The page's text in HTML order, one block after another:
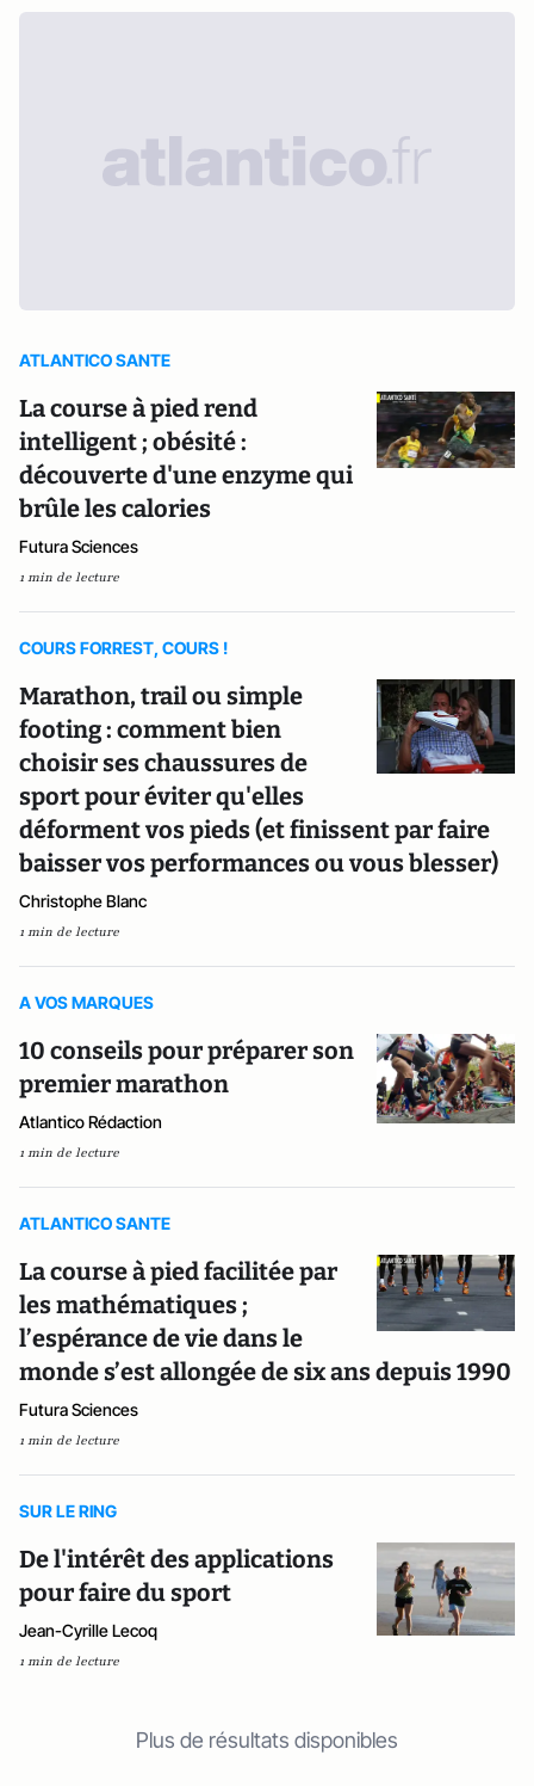
ATLANTICO SANTE
La course à pied rend
intelligent ; obésité :
découverte d'une enzyme qui
brûle les calories
Futura Sciences
1 min de lecture
COURS FORREST, COURS !
Marathon, trail ou simple
footing : comment bien
choisir ses chaussures de
sport pour éviter qu'elles
déforment vos pieds (et finissent par faire
baisser vos performances ou vous blesser)
Christophe Blanc
1 min de lecture
A VOS MARQUES
10 conseils pour préparer son
premier marathon
Atlantico Rédaction
1 min de lecture
ATLANTICO SANTE
La course à pied facilitée par
les mathématiques ;
l’espérance de vie dans le
monde s’est allongée de six ans depuis 1990
Futura Sciences
1 min de lecture
SUR LE RING
De l'intérêt des applications
pour faire du sport
Jean-Cyrille Lecoq
1 min de lecture
Plus de résultats disponibles